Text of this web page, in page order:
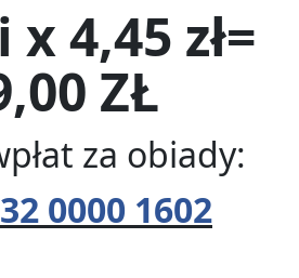
4,45 zł=
ZŁ
za obiady:
0000 1602